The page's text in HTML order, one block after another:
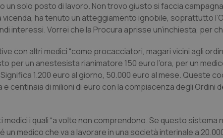
un solo posto di lavoro. Non trovo giusto si faccia
vicenda, ha tenuto un atteggiamento ignobile, soprattutto
interessi. Vorrei che la Procura aprisse un’inchiesta, per
con altri medici “come procacciatori, magari vicini agli
per un anestesista rianimatore 150 euro l’ora, per un
Significa 1.200 euro al giorno, 50.000 euro al mese. Queste
centinaia di milioni di euro con la compiacenza degli Ordini
i quali “a volte non comprendono. Se questo
medico che va a lavorare in una società interinale a